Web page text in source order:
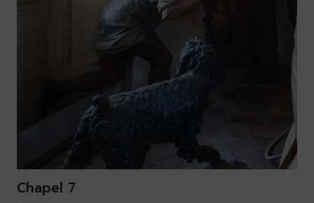
Chapel 7